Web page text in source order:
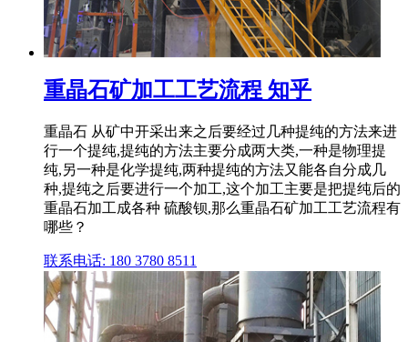
重晶石矿加工工艺流程 知乎
重晶石 从矿中开采出来之后要经过几种提纯的方法来进
行一个提纯,提纯的方法主要分成两大类,一种是物理提
纯,另一种是化学提纯,两种提纯的方法又能各自分成几
种,提纯之后要进行一个加工,这个加工主要是把提纯后的
重晶石加工成各种 硫酸钡,那么重晶石矿加工工艺流程有
哪些？
联系电话: 180 3780 8511